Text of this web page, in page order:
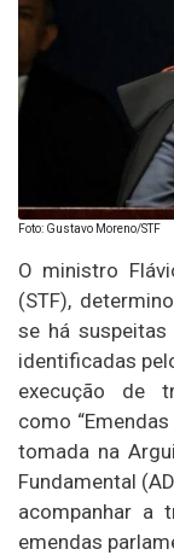
Foto: Gustavo Moreno/STF
O ministro
(STF),
se há
identificadas
execução de
como
tomada na
Fundamental
acompanhar a
emendas